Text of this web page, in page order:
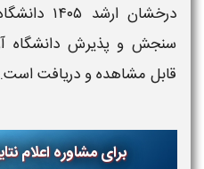
درخشان
قابل مشاهده و دریافت است.
برای مشاوره اعلام